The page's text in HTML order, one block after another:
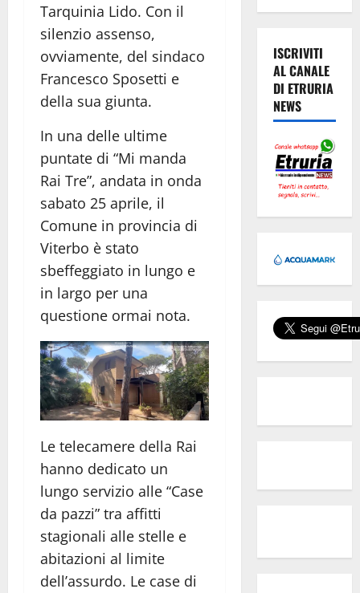
Tarquinia Lido. Con il
silenzio assenso,
ovviamente, del sindaco
Francesco Sposetti e
della sua giunta.
In una delle ultime
puntate di “Mi manda
Rai Tre”, andata in onda
sabato 25 aprile, il
Comune in provincia di
Viterbo è stato
sbeffeggiato in lungo e
in largo per una
questione ormai nota.
Le telecamere della Rai
hanno dedicato un
lungo servizio alle “Case
da pazzi” tra affitti
stagionali alle stelle e
abitazioni al limite
dell’assurdo. Le case di
ISCRIVITI
AL CANALE
DI ETRURIA
NEWS